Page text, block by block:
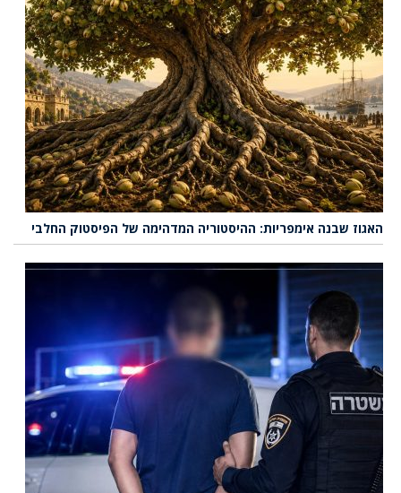
האגוז שבנה אימפריות: ההיסטוריה המדהימה של הפיסטוק החלבי